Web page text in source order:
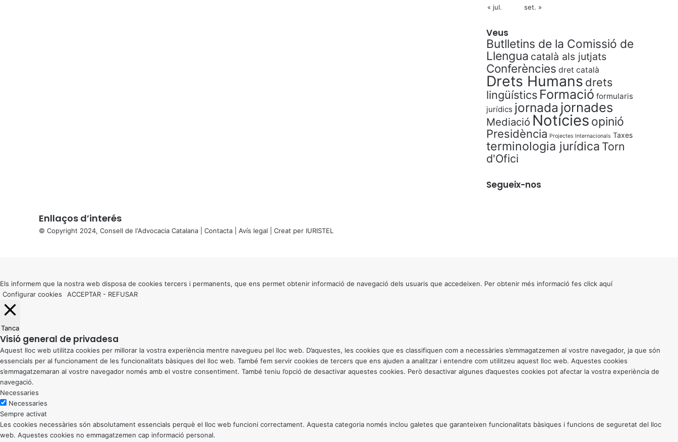
« jul.
set. »
Veus
Butlletins de la Comissió de
Llengua català als jutjats
Conferències dret català
Drets Humans drets
lingüístics Formació formularis
jurídics jornada jornades
Mediació Notícies opinió
Presidència Projectes Internacionals Taxes
terminologia jurídica Torn
d'Ofici
Segueix-nos
Enllaços d’interés
© Copyright 2024, Consell de l'Advocacia Catalana | Contacta Avís legal | Creat per IURISTEL
button
Els informem que la nostra web disposa de cookies tercers i permanents, que ens permet obtenir informació de navegació dels usuaris que accedeixen. Per obtenir més informació fes click aquí
Configurar cookies
ACCEPTAR - REFUSAR
Tanca
Visió general de privadesa
Aquest lloc web utilitza cookies per millorar la vostra experiència mentre navegueu pel lloc web. D’aquestes, les cookies que es classifiquen com a necessàries s’emmagatzemen al vostre navegador, ja que són
essencials per al funcionament de les funcionalitats bàsiques del lloc web. També fem servir cookies de tercers que ens ajuden a analitzar i entendre com utilitzeu aquest lloc web. Aquestes cookies
s’emmagatzemaran al vostre navegador només amb el vostre consentiment. També teniu l’opció de desactivar aquestes cookies. Però desactivar algunes d’aquestes cookies pot afectar la vostra experiència de
navegació.
Necessaries
Necessaries
Sempre activat
Les cookies necessàries són absolutament essencials perquè el lloc web funcioni correctament. Aquesta categoria només inclou galetes que garanteixen funcionalitats bàsiques i funcions de seguretat del lloc
web. Aquestes cookies no emmagatzemen cap informació personal.